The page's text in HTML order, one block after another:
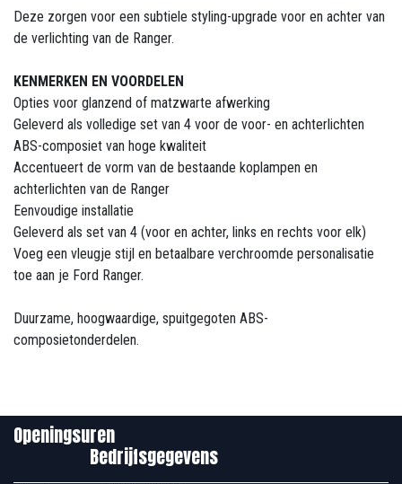
Deze zorgen voor een subtiele styling-upgrade voor en achter van
de verlichting van de Ranger.
KENMERKEN EN VOORDELEN
Opties voor glanzend of matzwarte afwerking
Geleverd als volledige set van 4 voor de voor- en achterlichten
ABS-composiet van hoge kwaliteit
Accentueert de vorm van de bestaande koplampen en
achterlichten van de Ranger
Eenvoudige installatie
Geleverd als set van 4 (voor en achter, links en rechts voor elk)
Voeg een vleugje stijl en betaalbare verchroomde personalisatie
toe aan je Ford Ranger.
Duurzame, hoogwaardige, spuitgegoten ABS-
composietonderdelen.
Openingsuren
Bedrijfsgegevens